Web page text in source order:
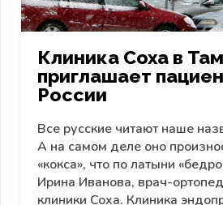
Клиника Сoxa в
приглашает
России
Все русские читают наше
А на самом деле оно
«кокса», что по латыни
Ирина Иванова, врач-
клиники Coxa. Клиника